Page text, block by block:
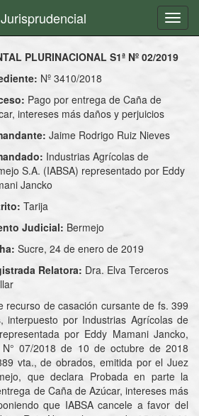
PLURINACIONAL S1ª Nº 02/2019
Nº 3410/2018
Pago por entrega de Caña de
intereses más daños y perjuicios
Jaime Rodrigo Ruiz Nieves
Industrias Agrícolas de
S.A. (IABSA) representado por Eddy
Jancko
Tarija
Judicial: Bermejo
Sucre, 24 de enero de 2019
Relatora: Dra. Elva Terceros
recurso de casación cursante de fs. 399
interpuesto por Industrias Agrícolas de
por Eddy Mamani Jancko,
N° 07/2018 de 10 de octubre de 2018
vta., de obrados, emitida por el Juez
que declara Probada en parte la
de Caña de Azúcar, intereses más
que IABSA cancele a favor del